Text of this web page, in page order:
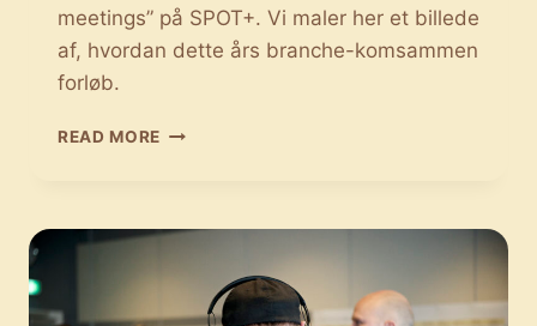
meetings” på SPOT+. Vi maler her et billede
af, hvordan dette års branche-komsammen
forløb.
READ MORE MEET
MUSIKALSK
SPOT+